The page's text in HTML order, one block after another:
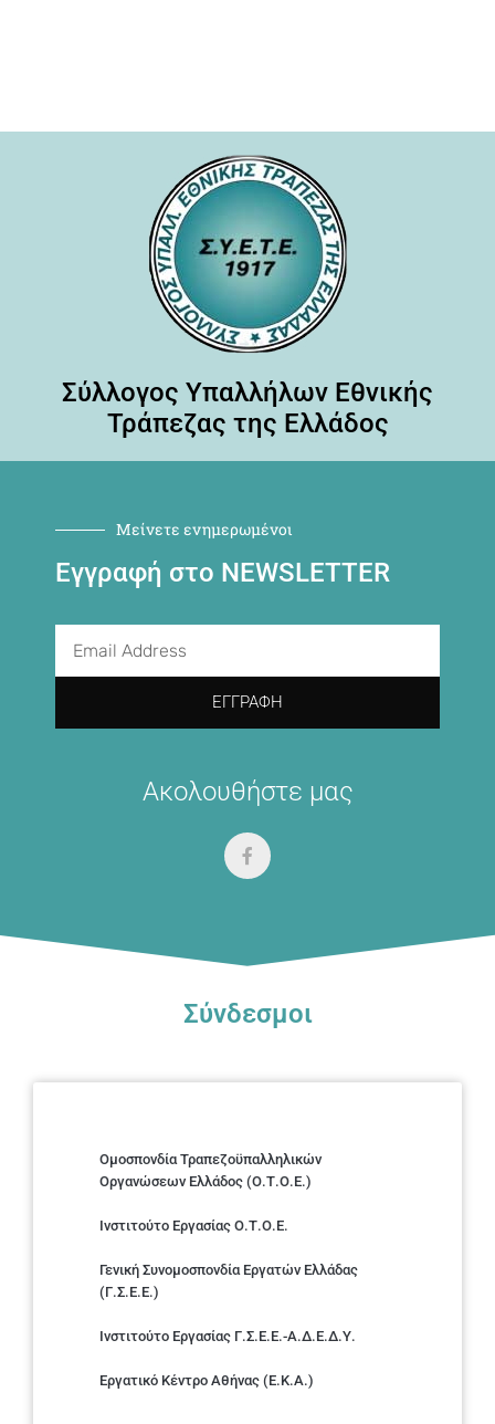
Σύλλογος Υπαλλήλων Εθνικής
Τράπεζας της Ελλάδος
Μείνετε ενημερωμένοι
Εγγραφή στο NEWSLETTER
ΕΓΓΡΑΦΉ
Ακολουθήστε μας
Σύνδεσμοι
Ομοσπονδία Τραπεζοϋπαλληλικών
Οργανώσεων Ελλάδος (Ο.Τ.Ο.Ε.)
Ινστιτούτο Εργασίας Ο.Τ.Ο.Ε.
Γενική Συνομοσπονδία Εργατών Ελλάδας
(Γ.Σ.Ε.Ε.)
Ινστιτούτο Εργασίας Γ.Σ.Ε.Ε.-Α.Δ.Ε.Δ.Υ.
Εργατικό Κέντρο Αθήνας (Ε.Κ.Α.)